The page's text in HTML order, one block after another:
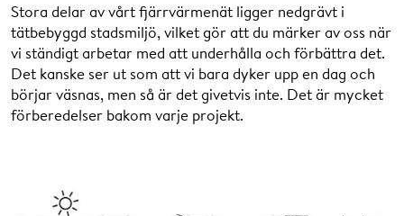
Stora delar av vårt fjärrvärmenät ligger nedgrävt i
tätbebyggd stadsmiljö, vilket gör att du märker av oss när
vi ständigt arbetar med att underhålla och förbättra det.
Det kanske ser ut som att vi bara dyker upp en dag och
börjar väsnas, men så är det givetvis inte. Det är mycket
förberedelser bakom varje projekt.